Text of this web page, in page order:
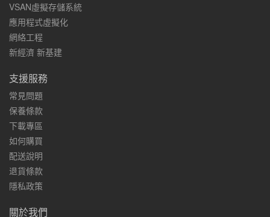
VSAN虛擬存儲系統
應用程式虛擬化
網絡工程
新經濟 新基建
支援服務
常見問題
保養條款
下載專區
如何購買
配送說明
退貨條款
隱私政策
關於我們